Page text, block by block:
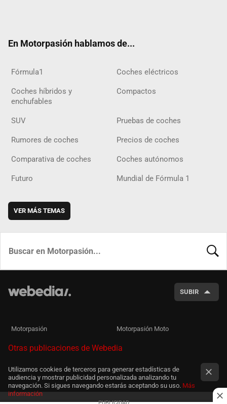
En Motorpasión hablamos de...
Fórmula1 Coches eléctricos
Coches híbridos y
enchufables
Compactos
SUV Pruebas de coches
Rumores de coches Precios de coches
Comparativa de coches Coches autónomos
Futuro Mundial de Fórmula 1
VER MÁS TEMAS
SUBIR
Motorpasión Motorpasión Moto
Otras publicaciones de Webedia
Utilizamos cookies de terceros para generar estadísticas de
audiencia y mostrar publicidad personalizada analizando tu
navegación. Si sigues navegando estarás aceptando su uso. Más
información